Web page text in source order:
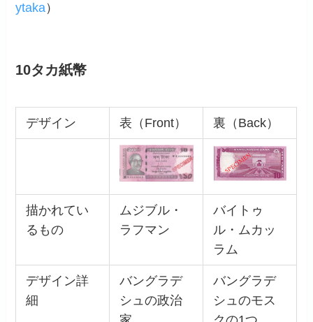
ytaka）
10タカ紙幣
デザイン 表（Front） 裏（Back）
描かれてい
るもの
ムジブル・
ラフマン
バイトゥ
ル・ムカッ
ラム
デザイン詳
細
バングラデ
シュの政治
バングラデ
シュのモス